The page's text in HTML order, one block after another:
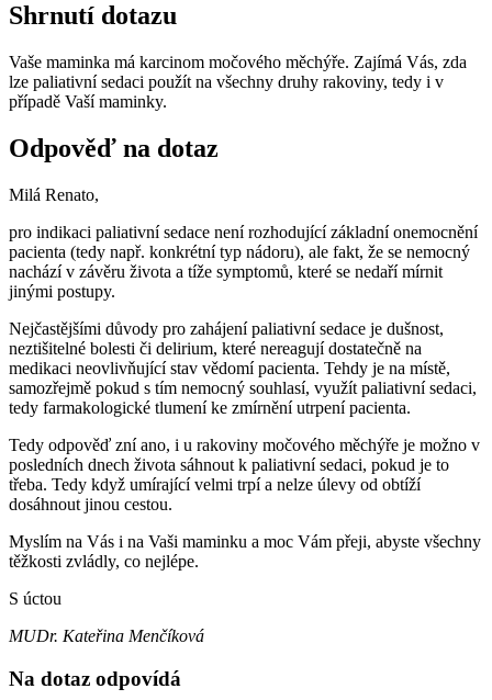
Shrnutí dotazu
Vaše maminka má karcinom močového měchýře. Zajímá Vás, zda
lze paliativní sedaci použít na všechny druhy rakoviny, tedy i v
případě Vaší maminky.
Odpověď na dotaz
Milá Renato,
pro indikaci paliativní sedace není rozhodující základní onemocnění
pacienta (tedy např. konkrétní typ nádoru), ale fakt, že se nemocný
nachází v závěru života a tíže symptomů, které se nedaří mírnit
jinými postupy.
Nejčastějšími důvody pro zahájení paliativní sedace je dušnost,
neztišitelné bolesti či delirium, které nereagují dostatečně na
medikaci neovlivňující stav vědomí pacienta. Tehdy je na místě,
samozřejmě pokud s tím nemocný souhlasí, využít paliativní sedaci,
tedy farmakologické tlumení ke zmírnění utrpení pacienta.
Tedy odpověď zní ano, i u rakoviny močového měchýře je možno v
posledních dnech života sáhnout k paliativní sedaci, pokud je to
třeba. Tedy když umírající velmi trpí a nelze úlevy od obtíží
dosáhnout jinou cestou.
Myslím na Vás i na Vaši maminku a moc Vám přeji, abyste všechny
těžkosti zvládly, co nejlépe.
S úctou
MUDr. Kateřina Menčíková
Na dotaz odpovídá